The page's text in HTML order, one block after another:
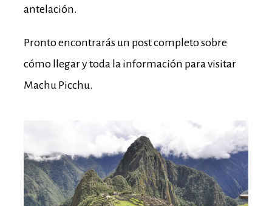
antelación.
Pronto encontrarás un post completo sobre
cómo llegar y toda la información para visitar
Machu Picchu.